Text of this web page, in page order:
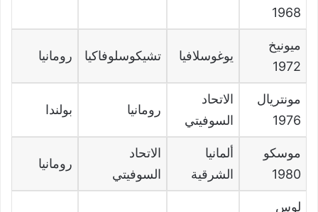
1968
ميونيخ
1972
يوغوسلافيا تشيكوسلوفاكيا رومانيا
مونتريال
1976
الاتحاد
السوفيتي
رومانيا بولندا
موسكو
1980
ألمانيا
الشرقية
الاتحاد
السوفيتي
رومانيا
لوس